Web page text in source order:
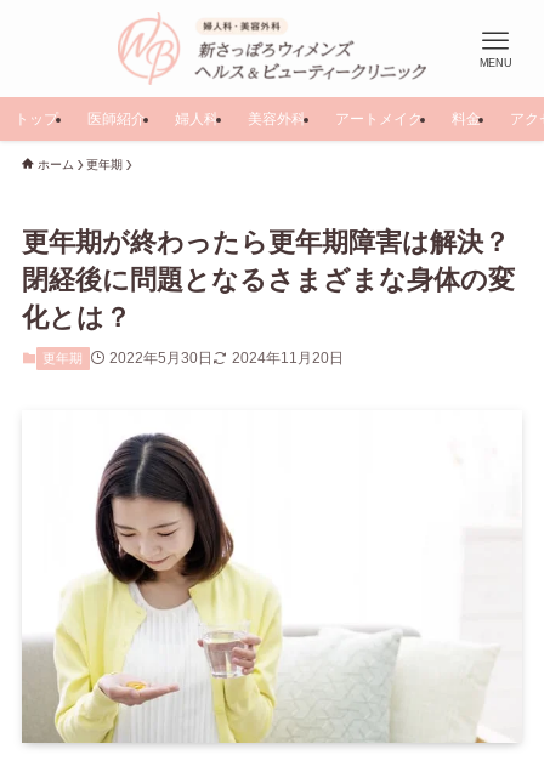
MENU
トップ 医師紹介 婦人科 美容外科 アートメイク 料金 アク
ホーム 更年期
更年期が終わったら更年期障害は解決？
閉経後に問題となるさまざまな身体の変
化とは？
更年期 2022年5月30日 2024年11月20日